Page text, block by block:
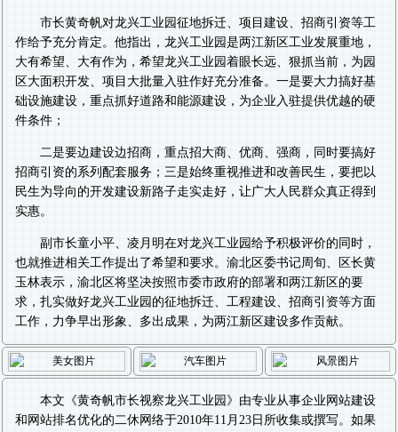
市长黄奇帆对龙兴工业园征地拆迁、项目建设、招商引资等工
作给予充分肯定。他指出，龙兴工业园是两江新区工业发展重地，
大有希望、大有作为，希望龙兴工业园着眼长远、狠抓当前，为园
区大面积开发、项目大批量入驻作好充分准备。一是要大力搞好基
础设施建设，重点抓好道路和能源建设，为企业入驻提供优越的硬
件条件；
二是要边建设边招商，重点招大商、优商、强商，同时要搞好
招商引资的系列配套服务；三是始终重视推进和改善民生，要把以
民生为导向的开发建设新路子走实走好，让广大人民群众真正得到
实惠。
副市长童小平、凌月明在对龙兴工业园给予积极评价的同时，
也就推进相关工作提出了希望和要求。渝北区委书记周旬、区长黄
玉林表示，渝北区将坚决按照市委市政府的部署和两江新区的要
求，扎实做好龙兴工业园的征地拆迁、工程建设、招商引资等方面
工作，力争早出形象、多出成果，为两江新区建设多作贡献。
本文《黄奇帆市长视察龙兴工业园 》由专业从事企业网站建设
和 网站排名优化的二休网络于2010年11月23日所收集或撰写。如果